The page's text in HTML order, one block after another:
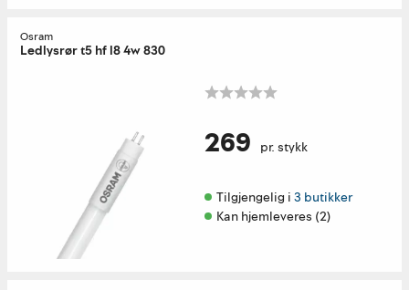
Osram
Ledlysrør t5 hf l8 4w 830
269 pr. stykk
Tilgjengelig i 3 butikker
Kan hjemleveres (2)